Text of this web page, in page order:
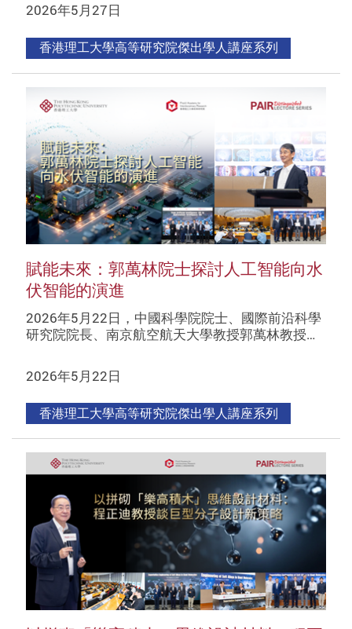
2026年5月27日
香港理工大學高等研究院傑出學人講座系列
賦能未來：郭萬林院士探討人工智能向水
伏智能的演進
2026年5月22日，中國科學院院士、國際前沿科學
研究院院長、南京航空航天大學教授郭萬林教授…
2026年5月22日
香港理工大學高等研究院傑出學人講座系列